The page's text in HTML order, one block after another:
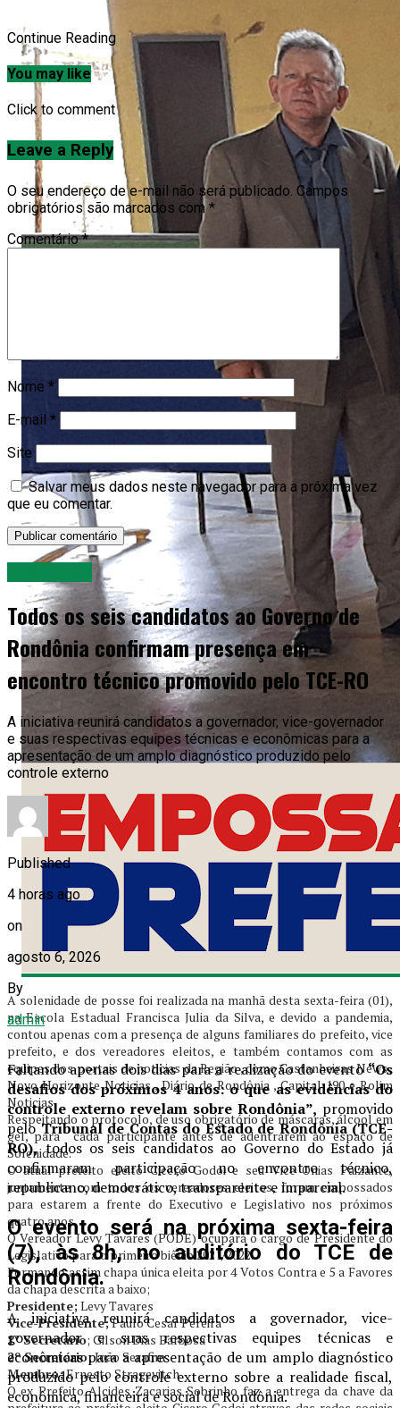
A solenidade de posse foi realizada na manhã desta sexta-feira (01),
na Escola Estadual Francisca Julia da Silva, e devido a pandemia,
contou apenas com a presença de alguns familiares do prefeito, vice
prefeito, e dos vereadores eleitos, e também contamos com as
equipes dos portais de noticias da Região , como Castanheiras News ,
Novo Horizonte Noticias , Diário de Rondônia , Capital 190 e Rolim
Noticias.
Respeitando o protocolo, de uso obrigatório de máscaras, álcool em
gel, para cada participante antes de adentrarem ao espaço de
Solenidade.
O atual prefeito eleito Cicero Godoi e seu Vice Onias Paizante,
juntamente com todos os vereadores eleitos, foram empossados
para estarem a frente do Executivo e Legislativo nos próximos
quatro anos.
O Vereador Levy Tavares (PODE) ocupará o cargo de Presidente do
Legislativo para o primeiro biênio 2021/2022.
Formando assim chapa única eleita por 4 Votos Contra e 5 a Favores
da chapa descrita a baixo;
Presidente; Levy Tavares
Vice-Presidente;Paulo Cesar Pereira
1° Secretário; Gilson Dias Barbosa
2º Secretário;João Serafim
Membro;Ernesto Stragevitch
O ex Prefeito Alcides Zacarias Sobrinho faz a entrega da chave da
Continue Reading
You may like
Click to comment
Leave a Reply
O seu endereço de e-mail não será publicado. Campos
obrigatórios são marcados com*
Comentário*
Nome *
E-mail *
Site
Salvar meus dados neste navegador para a próxima vez
que eu comentar.
Todos os seis candidatos ao Governo de
Rondônia confirmam presença em
encontro técnico promovido pelo TCE-RO
A iniciativa reunirá candidatos a governador, vice-governador
e suas respectivas equipes técnicas e econômicas para a
apresentação de um amplo diagnóstico produzido pelo
controle externo
Published
4 horas ago
on
agosto 6, 2026
By
admin
Faltando apenas dois dias para a realização do evento“Os
desafios dos próximos 4 anos: o que as evidências do
controle externo revelam sobre Rondônia”, promovido
peloTribunal de Contas do Estado de Rondônia (TCE-
RO),todos os seis candidatos ao Governo do Estado já
confirmaram participação no encontro técnico,
republicano, democrático, transparente e imparcial.
O evento será na próxima sexta-feira
(7), às 8h, no auditório do TCE de
Rondônia.
A iniciativa reunirá candidatos a governador, vice-
governador e suas respectivas equipes técnicas e
econômicas para a apresentação de um amplo diagnóstico
produzido pelo controle externo sobre a realidade fiscal,
econômica, financeira e social de Rondônia.